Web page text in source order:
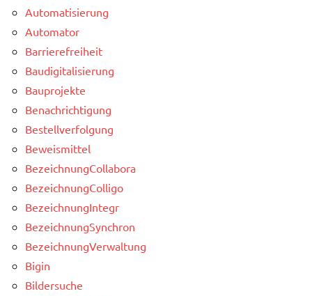
Automatisierung
Automator
Barrierefreiheit
Baudigitalisierung
Bauprojekte
Benachrichtigung
Bestellverfolgung
Beweismittel
BezeichnungCollabora
BezeichnungColligo
BezeichnungIntegr
BezeichnungSynchron
BezeichnungVerwaltung
Bigin
Bildersuche